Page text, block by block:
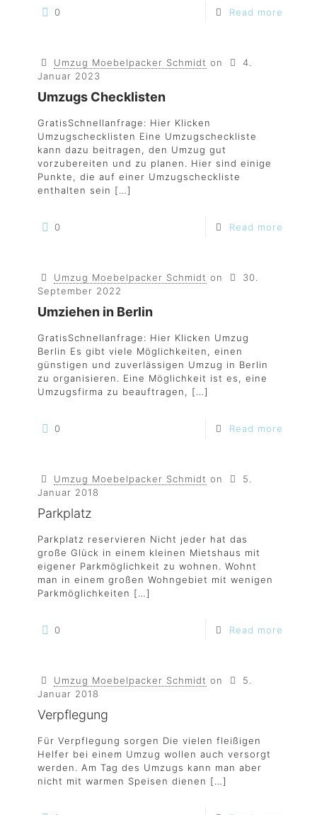
0 Read more
Umzug Moebelpacker Schmidt on
4.
Januar 2023
Umzugs Checklisten
GratisSchnellanfrage: Hier Klicken
Umzugschecklisten Eine Umzugscheckliste
kann dazu beitragen, den Umzug gut
vorzubereiten und zu planen. Hier sind einige
Punkte, die auf einer Umzugscheckliste
enthalten sein […]
0 Read more
Umzug Moebelpacker Schmidt on
30.
September 2022
Umziehen in Berlin
GratisSchnellanfrage: Hier Klicken Umzug
Berlin Es gibt viele Möglichkeiten, einen
günstigen und zuverlässigen Umzug in Berlin
zu organisieren. Eine Möglichkeit ist es, eine
Umzugsfirma zu beauftragen, […]
0 Read more
Umzug Moebelpacker Schmidt on
5.
Januar 2018
Parkplatz
Parkplatz reservieren Nicht jeder hat das
große Glück in einem kleinen Mietshaus mit
eigener Parkmöglichkeit zu wohnen. Wohnt
man in einem großen Wohngebiet mit wenigen
Parkmöglichkeiten […]
0 Read more
Umzug Moebelpacker Schmidt on
5.
Januar 2018
Verpflegung
Für Verpflegung sorgen Die vielen fleißigen
Helfer bei einem Umzug wollen auch versorgt
werden. Am Tag des Umzugs kann man aber
nicht mit warmen Speisen dienen […]